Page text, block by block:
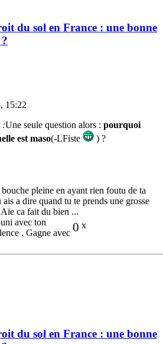
du sol en France : une bonne
15:22
:Une seule question alors : pourquoi
est maso(-LFiste ) ?
pleine en ayant rien foutu de ta
a dire quand tu te prends une grosse
ca fait du bien ...
0 x
avec ton
. Gagne avec
du sol en France : une bonne